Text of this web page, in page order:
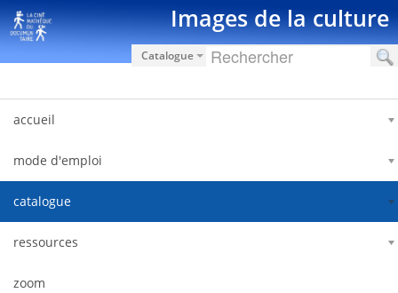
Zum Inhalt wechseln Images de la culture
Catalogue
accueil
mode d'emploi
catalogue
ressources
zoom